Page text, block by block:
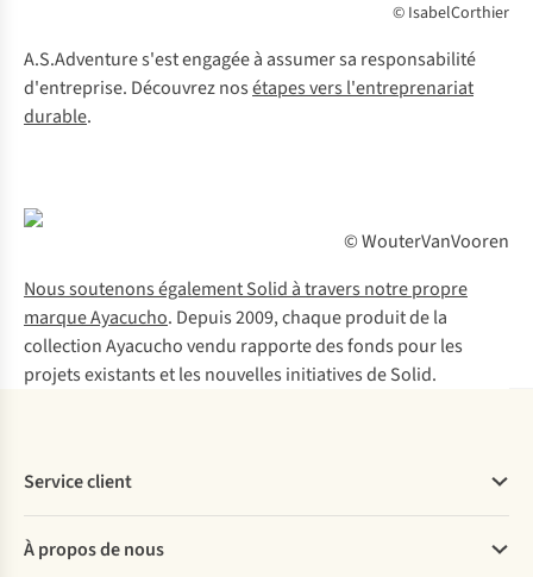
© IsabelCorthier
A.S.Adventure s'est engagée à assumer sa responsabilité
d'entreprise. Découvrez nosétapes vers l'entreprenariat
durable.
© WouterVanVooren
Nous soutenons également Solid à travers notre propre
marque Ayacucho. Depuis 2009, chaque produit de la
collection Ayacucho vendu rapporte des fonds pour les
projets existants et les nouvelles initiatives de Solid.
Service client
Commander
À propos de nous